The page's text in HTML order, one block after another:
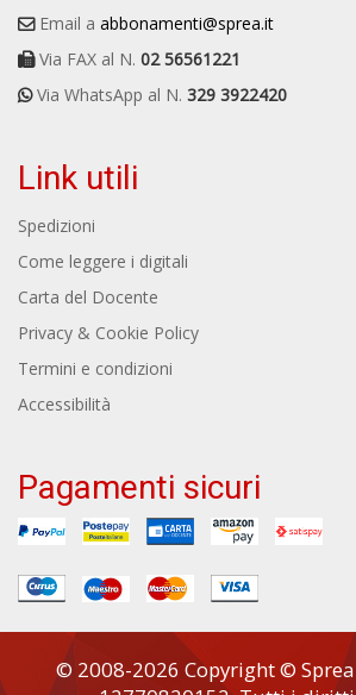
Email a abbonamenti@sprea.it
Via FAX al N. 02 56561221
Via WhatsApp al N. 329 3922420
Link utili
Spedizioni
Come leggere i digitali
Carta del Docente
Privacy & Cookie Policy
Termini e condizioni
Accessibilità
Pagamenti sicuri
© 2008-2026 Copyright © Sprea